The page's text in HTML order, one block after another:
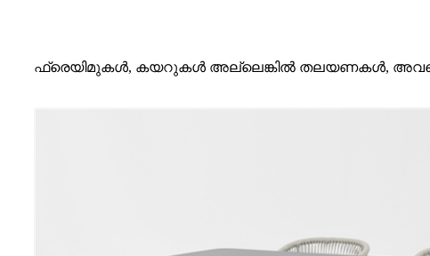
ഫ്രെയിമുകൾ, കയറുകൾ അല്ലെങ്കിൽ തലയണകൾ,